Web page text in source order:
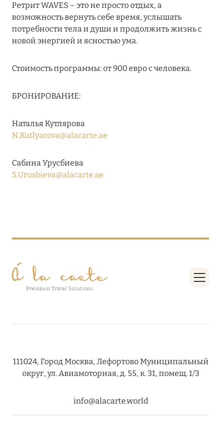
RIXOS PREMIUM SAADIYAT ISLAND ABU DHABI:
КОНЦЕПЦИЯ «ВСЁ ВКЛЮЧЕНО – ВСЁ
ЭКСКЛЮЗИВНО»
27 сентября 2024
Подробнее
27 сентября 2024
HÔTEL BARRIÈRE LES NEIGES
Подробнее
Подробнее
Ретрит WAVES – это не просто отдых, а
возможность вернуть себе время, услышать
потребности тела и души и продолжить жизнь с
новой энергией и ясностью ума.
Стоимость программы: от 900 евро с человека.
БРОНИРОВАНИЕ:
Наталья Кутлярова
N.Kutlyarova@alacarte.ae
Сабина Урусбиева
S.Urusbieva@alacarte.ae
111024, Город Москва, Лефортово Муниципальный
округ, ул. Авиамоторная, д. 55, к. 31, помещ. 1/3
info@alacarte.world